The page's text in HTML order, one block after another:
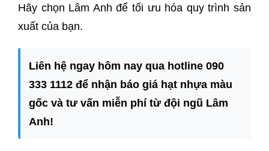
Hãy chọn Lâm Anh để tối ưu hóa quy trình sản
xuất của bạn.
Liên hệ ngay hôm nay qua hotline 090
333 1112 để nhận báo giá hạt nhựa màu
gốc và tư vấn miễn phí từ đội ngũ Lâm
Anh!